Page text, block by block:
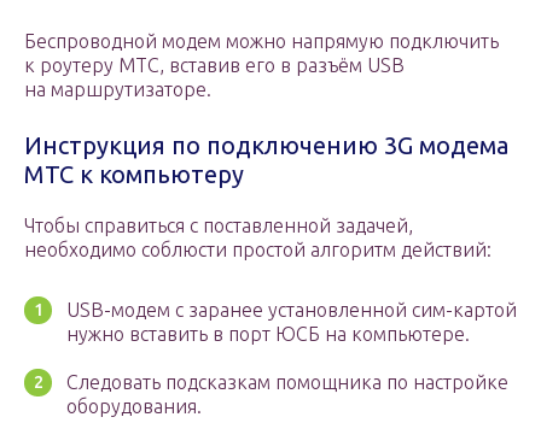
Беспроводной модем можно напрямую подключить
к роутеру МТС, вставив его в разъём USB
на маршрутизаторе.
Инструкция по подключению 3G модема
МТС к компьютеру
Чтобы справиться с поставленной задачей,
необходимо соблюсти простой алгоритм действий:
USB-модем с заранее установленной сим-картой
нужно вставить в порт ЮСБ на компьютере.
Следовать подсказкам помощника по настройке
оборудования.